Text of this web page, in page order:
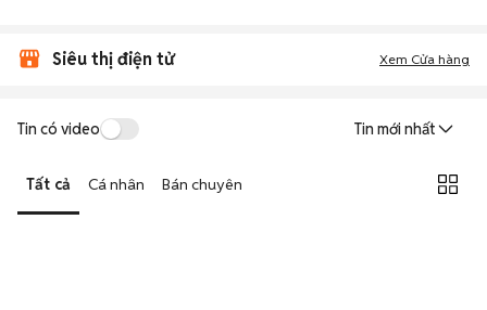
Siêu thị điện tử Xem Cửa hàng
Tin có video Tin mới nhất
Tất cả Cá nhân Bán chuyên